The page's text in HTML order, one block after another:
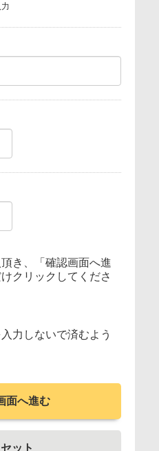
き、「確認画面へ進
クリックしてくださ
力しないで済むよう
面へ進む
ット